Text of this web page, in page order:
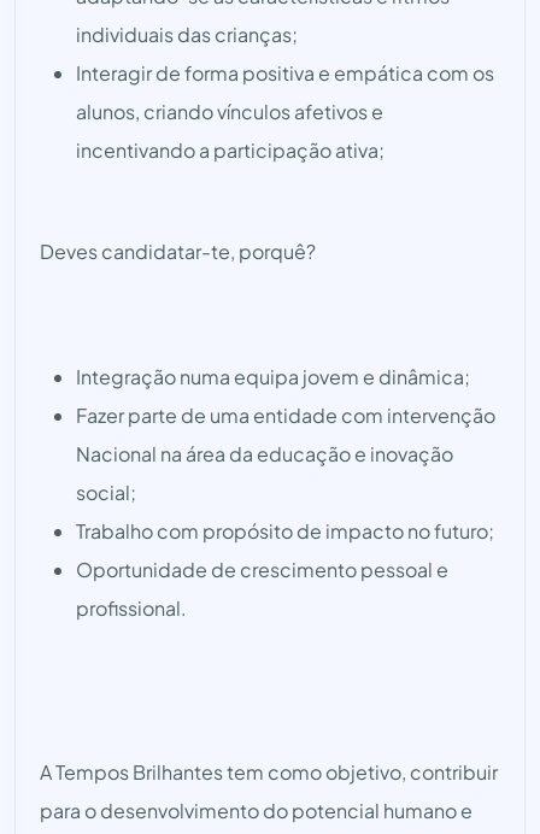
individuais das crianças;
Interagir de forma positiva e empática com os
alunos, criando vínculos afetivos e
incentivando a participação ativa;
Deves candidatar-te, porquê?
Integração numa equipa jovem e dinâmica;
Fazer parte de uma entidade com intervenção
Nacional na área da educação e inovação
social;
Trabalho com propósito de impacto no futuro;
Oportunidade de crescimento pessoal e
profissional.
A Tempos Brilhantes tem como objetivo, contribuir
para o desenvolvimento do potencial humano e